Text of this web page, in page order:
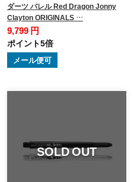
ダーツ バレル Red Dragon Jonny
Clayton ORIGINALS …
9,799 円
ポイント5倍
メール便可
SOLD OUT